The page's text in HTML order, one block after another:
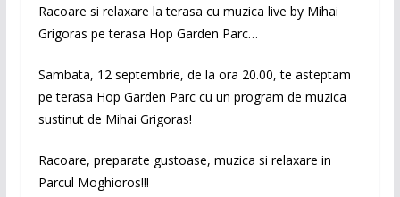
Racoare si relaxare la terasa cu muzica live by Mihai
Grigoras pe terasa Hop Garden Parc…
Sambata, 12 septembrie, de la ora 20.00, te asteptam
pe terasa Hop Garden Parc cu un program de muzica
sustinut de Mihai Grigoras!
Racoare, preparate gustoase, muzica si relaxare in
Parcul Moghioros!!!